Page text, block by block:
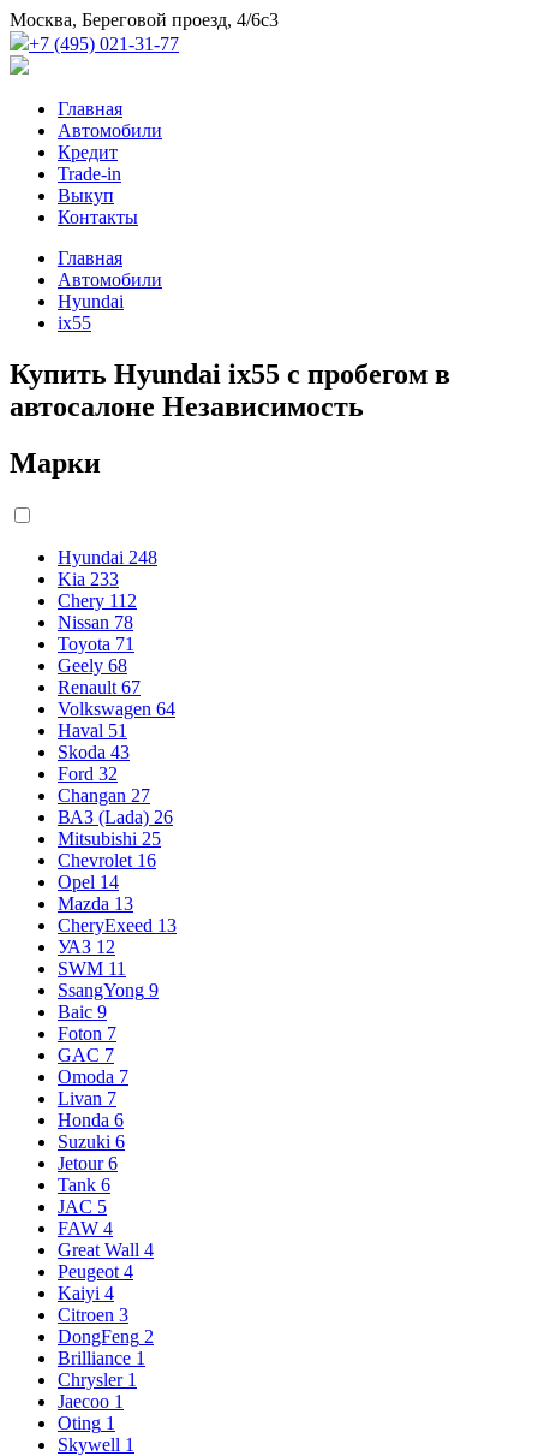
Москва, Береговой проезд, 4/6с3
+7 (495) 021-31-77
Главная
Автомобили
Кредит
Trade-in
Выкуп
Контакты
Главная
Автомобили
Hyundai
ix55
Купить Hyundai ix55 с пробегом в
автосалоне Независимость
Марки
Hyundai 248
Kia 233
Chery 112
Nissan 78
Toyota 71
Geely 68
Renault 67
Volkswagen 64
Haval 51
Skoda 43
Ford 32
Changan 27
ВАЗ (Lada) 26
Mitsubishi 25
Chevrolet 16
Opel 14
Mazda 13
CheryExeed 13
УАЗ 12
SWM 11
SsangYong 9
Baic 9
Foton 7
GAC 7
Omoda 7
Livan 7
Honda 6
Suzuki 6
Jetour 6
Tank 6
JAC 5
FAW 4
Great Wall 4
Peugeot 4
Kaiyi 4
Citroen 3
DongFeng 2
Brilliance 1
Chrysler 1
Jaecoo 1
Oting 1
Skywell 1